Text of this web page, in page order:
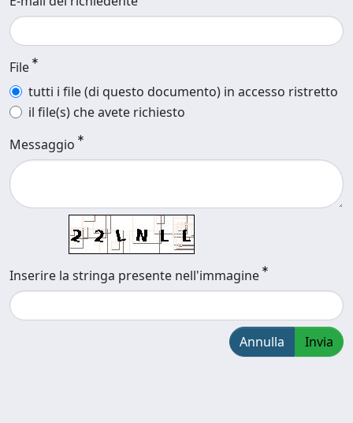
File
tutti i file (di questo documento) in accesso ristretto
il file(s) che avete richiesto
Messaggio
Inserire la stringa presente nell'immagine
Annulla Invia